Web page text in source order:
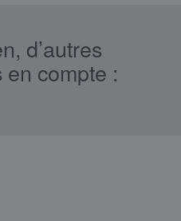
d’autres
compte :